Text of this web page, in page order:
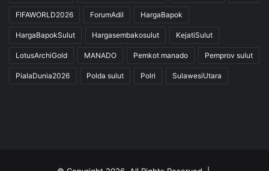
FIFAWORLD2026 ForumAdil HargaBapok
HargaBapokSulut Hargasembakosulut KejatiSulut
LotusArchiGold MANADO Pemkot manado Pemprov sulut
PialaDunia2026 Polda sulut Polri SulawesiUtara